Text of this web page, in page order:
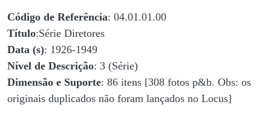
Código de Referência: 04.01.01.00
Título:Série Diretores
Data (s): 1926-1949
Nível de Descrição: 3 (Série)
Dimensão e Suporte: 86 itens [308 fotos p&b. Obs: os
originais duplicados não foram lançados no Locus]